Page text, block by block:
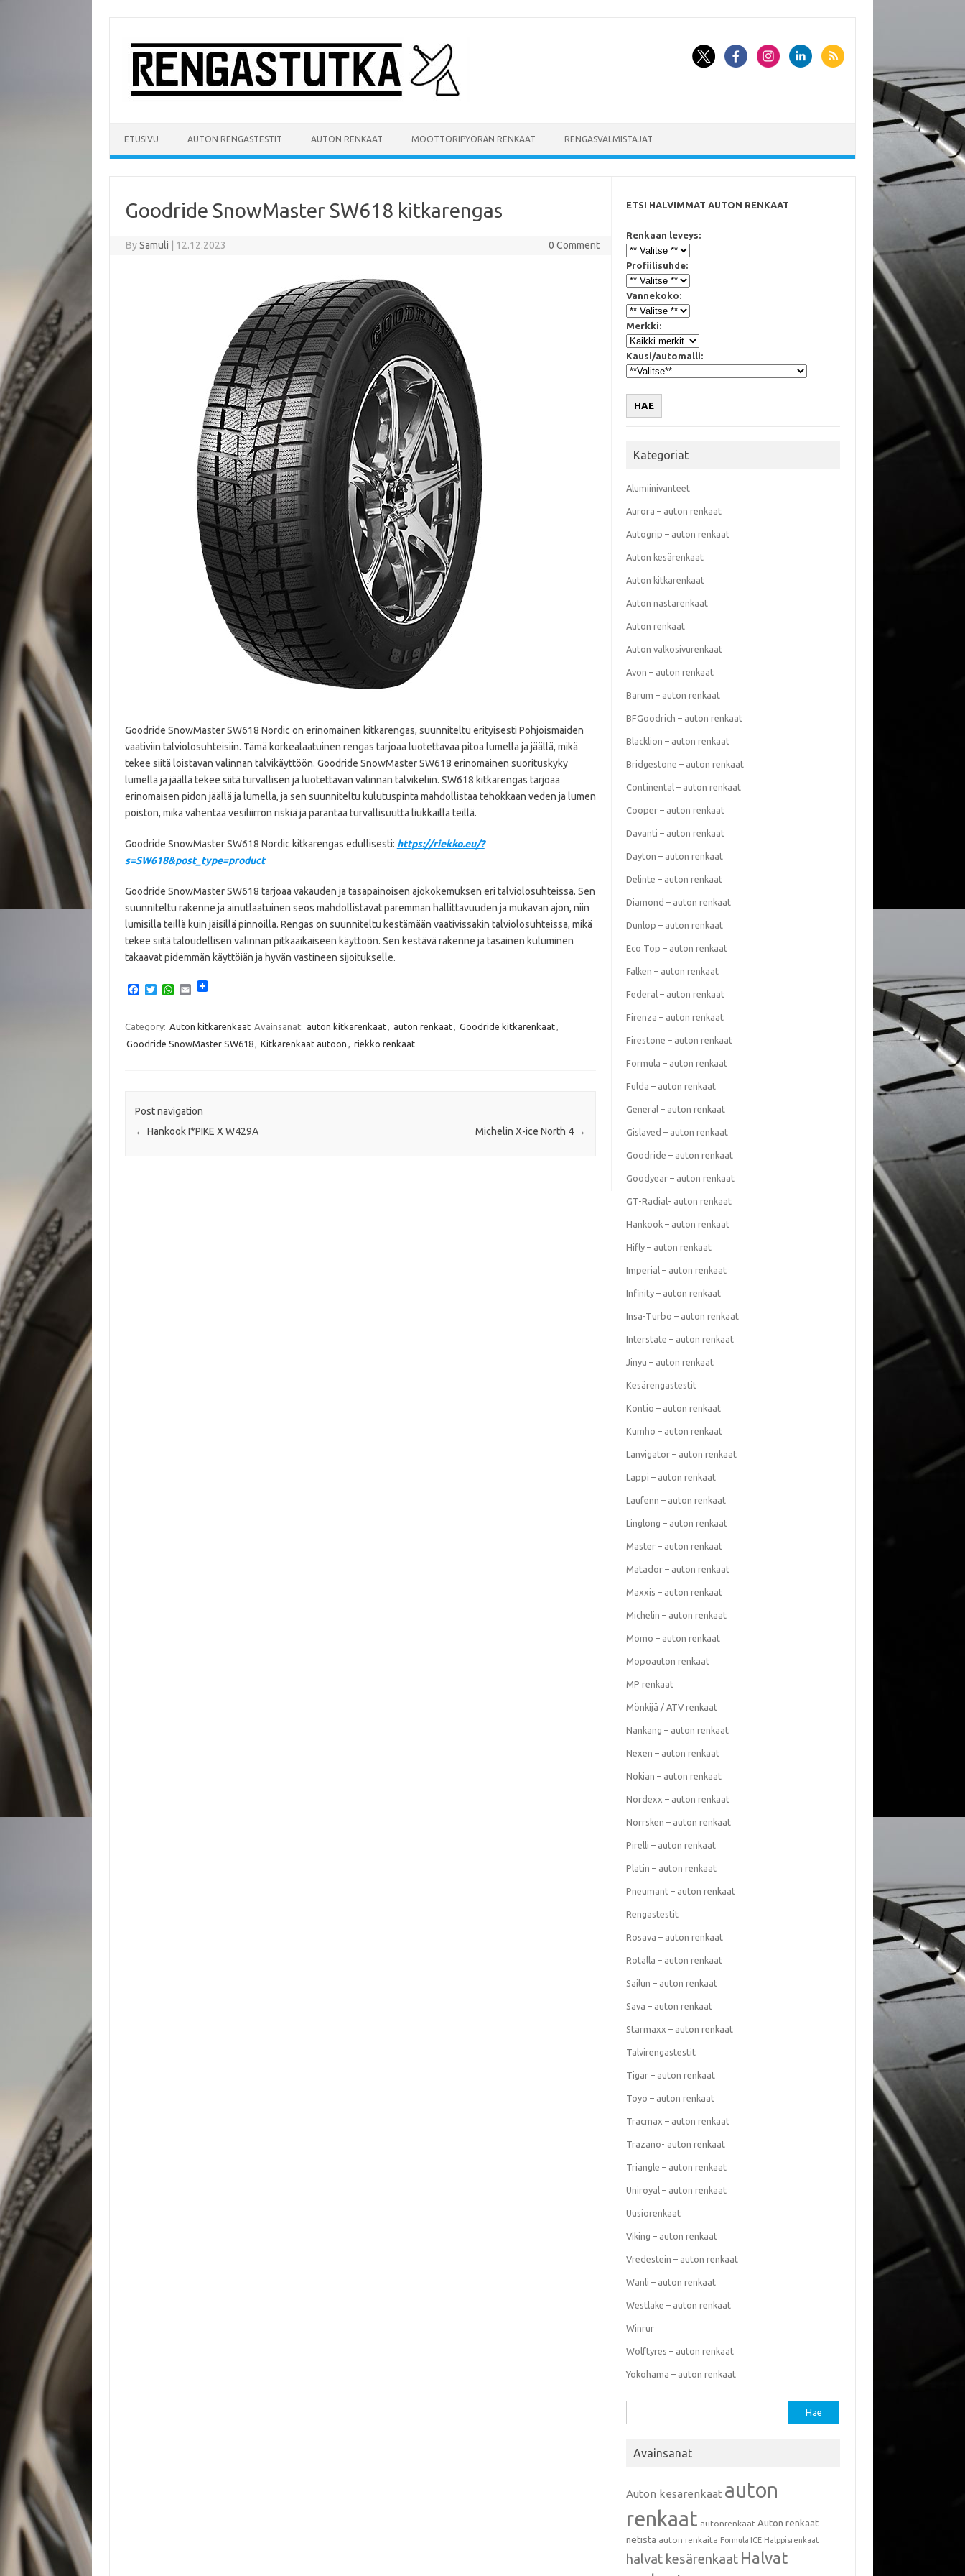
content
ETUSIVU AUTON RENGASTESTIT AUTON RENKAAT MOOTTORIPYÖRÄN RENKAAT RENGASVALMISTAJAT
Goodride SnowMaster SW618 kitkarengas
BySamuli 12.12.2023 0 Comment
Goodride SnowMaster SW618 Nordic on erinomainen kitkarengas, suunniteltu erityisesti Pohjoismaiden
vaativiin talviolosuhteisiin. Tämä korkealaatuinen rengas tarjoaa luotettavaa pitoa lumella ja jäällä, mikä
tekee siitä loistavan valinnan talvikäyttöön. Goodride SnowMaster SW618 erinomainen suorituskyky
lumella ja jäällä tekee siitä turvallisen ja luotettavan valinnan talvikeliin. SW618 kitkarengas tarjoaa
erinomaisen pidon jäällä ja lumella, ja sen suunniteltu kulutuspinta mahdollistaa tehokkaan veden ja lumen
poiston, mikä vähentää vesiliirron riskiä ja parantaa turvallisuutta liukkailla teillä.
Goodride SnowMaster SW618 Nordic kitkarengas edullisesti: https://riekko.eu/?
s=SW618&post_type=product
Goodride SnowMaster SW618 tarjoaa vakauden ja tasapainoisen ajokokemuksen eri talviolosuhteissa. Sen
suunniteltu rakenne ja ainutlaatuinen seos mahdollistavat paremman hallittavuuden ja mukavan ajon, niin
lumisilla teillä kuin jäisillä pinnoilla. Rengas on suunniteltu kestämään vaativissakin talviolosuhteissa, mikä
tekee siitä taloudellisen valinnan pitkäaikaiseen käyttöön. Sen kestävä rakenne ja tasainen kuluminen
takaavat pidemmän käyttöiän ja hyvän vastineen sijoitukselle.
F
e
b
o
T
t
t
e
W
t
A
E
i
Category: Auton kitkarenkaat Avainsanat: auton kitkarenkaat, auton renkaat, Goodride kitkarenkaat,
Goodride SnowMaster SW618, Kitkarenkaat autoon , riekko renkaat
Post navigation
← Hankook I*PIKE X W429A Michelin X-ice North 4 →
ETSI HALVIMMAT AUTON RENKAAT
Renkaan leveys:
Profiilisuhde:
Vannekoko:
Merkki:
Kausi/automalli:
HAE
Kategoriat
Alumiinivanteet
Aurora – auton renkaat
Autogrip – auton renkaat
Auton kesärenkaat
Auton kitkarenkaat
Auton nastarenkaat
Auton renkaat
Auton valkosivurenkaat
Avon – auton renkaat
Barum – auton renkaat
BFGoodrich – auton renkaat
Blacklion – auton renkaat
Bridgestone – auton renkaat
Continental – auton renkaat
Cooper – auton renkaat
Davanti – auton renkaat
Dayton – auton renkaat
Delinte – auton renkaat
Diamond – auton renkaat
Dunlop – auton renkaat
Eco Top – auton renkaat
Falken – auton renkaat
Federal – auton renkaat
Firenza – auton renkaat
Firestone – auton renkaat
Formula – auton renkaat
Fulda – auton renkaat
General – auton renkaat
Gislaved – auton renkaat
Goodride – auton renkaat
Goodyear – auton renkaat
GT-Radial- auton renkaat
Hankook – auton renkaat
Hifly – auton renkaat
Imperial – auton renkaat
Infinity – auton renkaat
Insa-Turbo – auton renkaat
Interstate – auton renkaat
Jinyu – auton renkaat
Kesärengastestit
Kontio – auton renkaat
Kumho – auton renkaat
Lanvigator – auton renkaat
Lappi – auton renkaat
Laufenn – auton renkaat
Linglong – auton renkaat
Master – auton renkaat
Matador – auton renkaat
Maxxis – auton renkaat
Michelin – auton renkaat
Momo – auton renkaat
Mopoauton renkaat
MP renkaat
Mönkijä / ATV renkaat
Nankang – auton renkaat
Nexen – auton renkaat
Nokian – auton renkaat
Nordexx – auton renkaat
Norrsken – auton renkaat
Pirelli – auton renkaat
Platin – auton renkaat
Pneumant – auton renkaat
Rengastestit
Rosava – auton renkaat
Rotalla – auton renkaat
Sailun – auton renkaat
Sava – auton renkaat
Starmaxx – auton renkaat
Talvirengastestit
Tigar – auton renkaat
Toyo – auton renkaat
Tracmax – auton renkaat
Trazano- auton renkaat
Triangle – auton renkaat
Uniroyal – auton renkaat
Uusiorenkaat
Viking – auton renkaat
Vredestein – auton renkaat
Wanli – auton renkaat
Westlake – auton renkaat
Winrur
Wolftyres – auton renkaat
Yokohama – auton renkaat
Avainsanat
Auton kesärenkaat auton
renkaat autonrenkaat Auton renkaat
netistä auton renkaita Formula ICE Halppisrenkaat
halvat kesärenkaat Halvat